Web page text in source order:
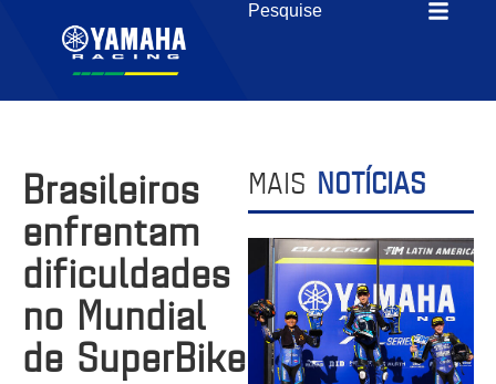
Brasileiros
enfrentam
dificuldades
no Mundial
de SuperBike
MAIS NOTÍCIAS